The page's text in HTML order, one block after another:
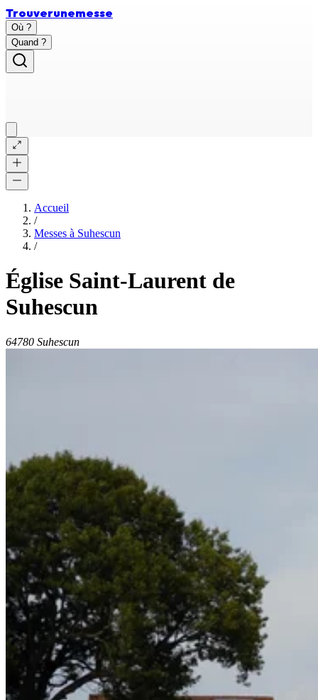
Trouverunemesse
Où ?
Quand ?
Accueil
/
Messes à Suhescun
/
Église Saint-Laurent de
Suhescun
64780 Suhescun